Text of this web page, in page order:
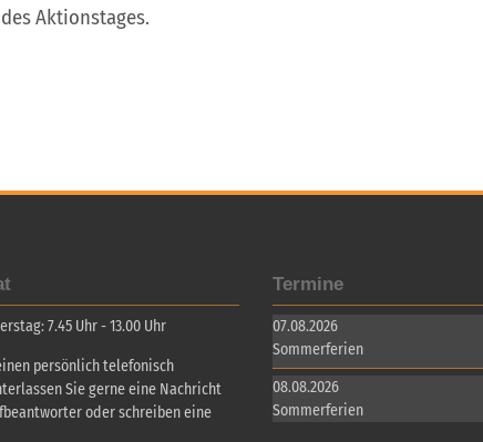
Aktionstages.
7.45 Uhr - 13.00 Uhr
persönlich telefonisch
Sie gerne eine Nachricht
oder schreiben eine
Termine
07.08.2026
Sommerferien
08.08.2026
Sommerferien